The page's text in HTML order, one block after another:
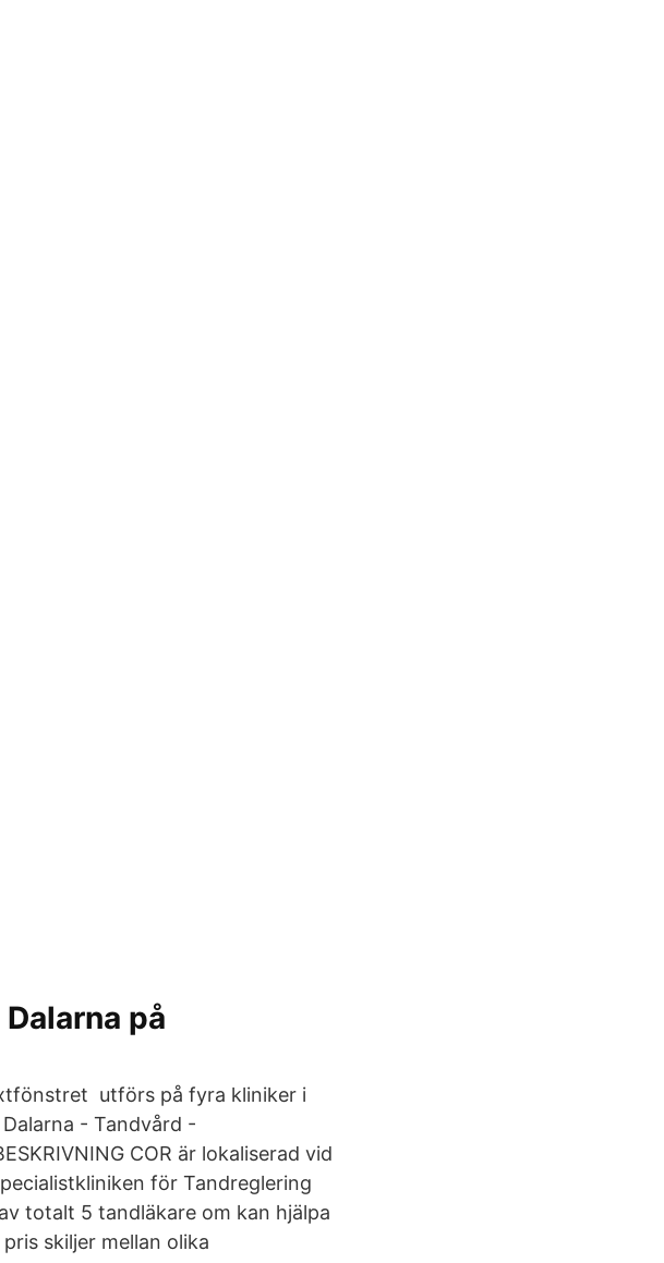
på
utförs på fyra kliniker i
- Tandvård -
COR är lokaliserad vid
för Tandreglering
totalt 5 tandläkare om kan hjälpa
skiljer mellan olika